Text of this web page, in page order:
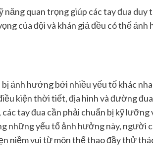
năng quan trọng giúp các tay đua
của đội và khán giả đều có thể
ảnh hưởng bởi nhiều yếu tố khác
kiện thời tiết, địa hình và đường
tay đua cần phải chuẩn bị kỹ
những yếu tố ảnh hưởng này, người
niềm vui từ môn thể thao đầy thử